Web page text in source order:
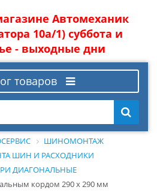
Автомеханик
10а/1) суббота и
- выходные дни
товаров
ШИНОМОНТАЖ
ШИН И РАСХОДНИКИ
ДИАГОНАЛЬНЫЕ
кордом 290 х 290 мм